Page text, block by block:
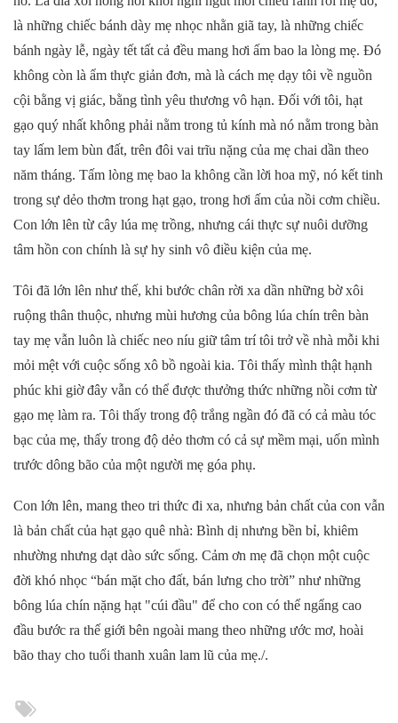
là những chiếc bánh dày mẹ nhọc nhằn giã tay, là những chiếc
bánh ngày lễ, ngày tết tất cả đều mang hơi ấm bao la lòng mẹ. Đó
không còn là ẩm thực giản đơn, mà là cách mẹ dạy tôi về nguồn
cội bằng vị giác, bằng tình yêu thương vô hạn. Đối với tôi, hạt
gạo quý nhất không phải nằm trong tủ kính mà nó nằm trong bàn
tay lấm lem bùn đất, trên đôi vai trĩu nặng của mẹ chai dần theo
năm tháng. Tấm lòng mẹ bao la không cần lời hoa mỹ, nó kết tinh
trong sự dẻo thơm trong hạt gạo, trong hơi ấm của nồi cơm chiều.
Con lớn lên từ cây lúa mẹ trồng, nhưng cái thực sự nuôi dưỡng
tâm hồn con chính là sự hy sinh vô điều kiện của mẹ.
Tôi đã lớn lên như thế, khi bước chân rời xa dần những bờ xôi
ruộng thân thuộc, nhưng mùi hương của bông lúa chín trên bàn
tay mẹ vẫn luôn là chiếc neo níu giữ tâm trí tôi trở về nhà mỗi khi
mỏi mệt với cuộc sống xô bồ ngoài kia. Tôi thấy mình thật hạnh
phúc khi giờ đây vẫn có thể được thưởng thức những nồi cơm từ
gạo mẹ làm ra. Tôi thấy trong độ trắng ngần đó đã có cả màu tóc
bạc của mẹ, thấy trong độ dẻo thơm có cả sự mềm mại, uốn mình
trước dông bão của một người mẹ góa phụ.
Con lớn lên, mang theo tri thức đi xa, nhưng bản chất của con vẫn
là bản chất của hạt gạo quê nhà: Bình dị nhưng bền bỉ, khiêm
nhường nhưng dạt dào sức sống. Cảm ơn mẹ đã chọn một cuộc
đời khó nhọc “bán mặt cho đất, bán lưng cho trời” như những
bông lúa chín nặng hạt "cúi đầu" để cho con có thể ngẩng cao
đầu bước ra thế giới bên ngoài mang theo những ước mơ, hoài
bão thay cho tuổi thanh xuân lam lũ của mẹ./.